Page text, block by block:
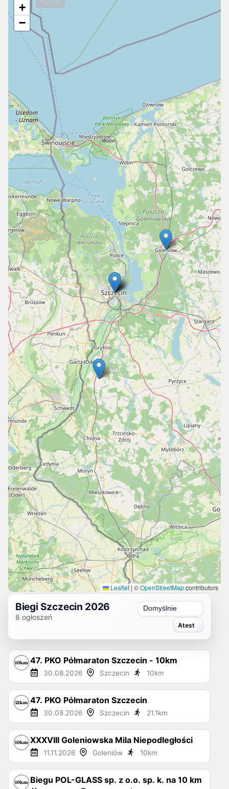
Biegi Szczecin 2026
8 ogłoszeń Sortuj
47. PKO Półmaraton Szczecin - 10km
30.08.2026 Szczecin 10km
47. PKO Półmaraton Szczecin
30.08.2026 Szczecin 21.1km
XXXVIII Goleniowska Mila Niepodległości
11.11.2026 Goleniów 10km
Biegu POL-GLASS sp. z o.o. sp. k. na 10 km
+
−
Leaflet | ©OpenStreetMapcontributors